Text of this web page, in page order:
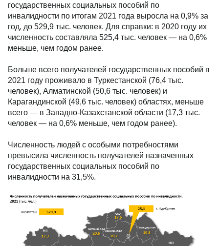
государственных социальных пособий по
инвалидности по итогам 2021 года выросла на 0,9% за
год, до 529,9 тыс. человек. Для справки: в 2020 году их
численность составляла 525,4 тыс. человек — на 0,6%
меньше, чем годом ранее.
Больше всего получателей государственных пособий в
2021 году проживало в Туркестанской (76,4 тыс.
человек), Алматинской (50,6 тыс. человек) и
Карагандинской (49,6 тыс. человек) областях, меньше
всего — в Западно-Казахстанской области (17,3 тыс.
человек — на 0,6% меньше, чем годом ранее).
Численность людей с особыми потребностями
превысила численность получателей назначенных
государственных социальных пособий по
инвалидности на 31,5%.